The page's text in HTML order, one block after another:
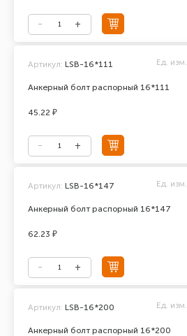
Анкерный болт распорный 16*111
Артикул: LSB-16*111 Ед. изм.
45.22 ₽
Анкерный болт распорный 16*147
Артикул: LSB-16*147 Ед. изм.
62.23 ₽
Анкерный болт распорный 16*200
Артикул: LSB-16*200 Ед. изм.